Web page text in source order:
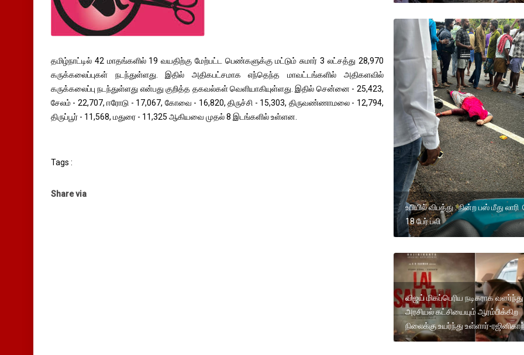
தமிழ்நாட்டில் 42 மாதங்களில் 19 வயதிற்கு மேற்பட்ட பெண்களுக்கு மட்டும் சுமார் 3 லட்சத்து 28,970
கருக்கலைப்புகள் நடந்துள்ளது. இதில் அதிகபட்சமாக எந்தெந்த மாவட்டங்களில் அதிகளவில்
கருக்கலைப்பு நடந்துள்ளது என்பது குறித்த தகவல்கள் வெளியாகியுள்ளது. இதில் சென்னை - 25,423,
சேலம் - 22,707, ஈரோடு - 17,067, கோவை - 16,820, திருச்சி - 15,303, திருவண்ணாமலை - 12,794,
திருப்பூர் - 11,568, மதுரை - 11,325 ஆகியவை முதல் 8 இடங்களில் உள்ளன.
Tags :
Share via
உபியில் விபத்து : நின்ற பஸ் மீது
18 பேர் பலி
விஜய் மிகப்பெரிய நடிகராக வளர்ந்து
அரசியல் கட்சியையும் ஆரம்பிக்கிற
நிலைக்கு உயர்ந்து உள்ளார்-